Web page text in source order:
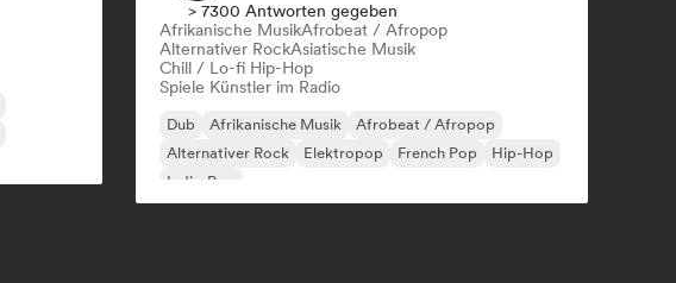
> 7300 Antworten gegeben
Afrikanische MusikAfrobeat / Afropop
Alternativer RockAsiatische Musik
Chill / Lo-fi Hip-Hop
Spiele Künstler im Radio
Dub Afrikanische Musik
Afrobeat / Afropop
Alternativer Rock
Elektropop French Pop
Hip-Hop
Indie-Pop